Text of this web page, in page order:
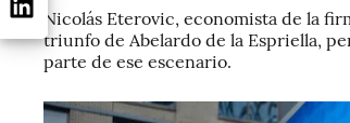
Nicolás Eterovic, economista de la
triunfo de Abelardo de la Espriella,
parte de ese escenario.